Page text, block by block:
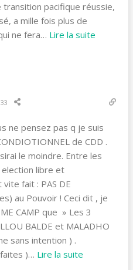
transition pacifique réussie,
a mille fois plus de
ne fera… Lire la suite
ne pensez pas q je suis
de CDD .
le moindre. Entre les
election libre et
fait : PAS DE
au Pouvoir ! Ceci dit , je
CAMP que » Les 3
BALDE et MALADHO
sans intention ) .
)… Lire la suite